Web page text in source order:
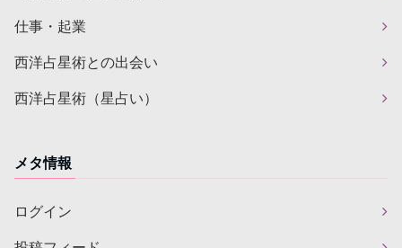
仕事・起業
西洋占星術との出会い
西洋占星術（星占い）
メタ情報
ログイン